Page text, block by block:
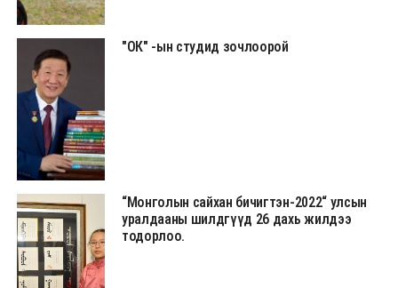
"ОК" -ын студид зочлоорой
“Монголын сайхан бичигтэн-2022“ улсын
уралдааны шилдгүүд 26 дахь жилдээ
тодорлоо.